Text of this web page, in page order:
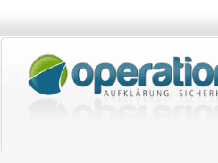
springen